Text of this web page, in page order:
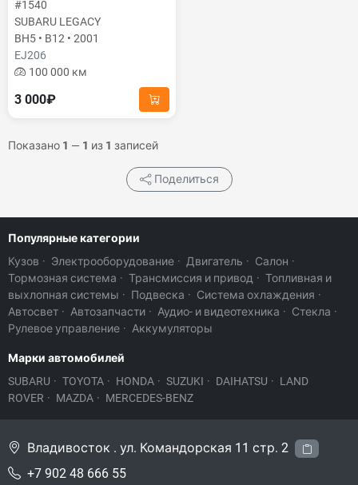
#1540
SUBARU LEGACY
BH5 • B12 • 2001
EJ206
100 000 км
3 000₽
Показано 1 — 1 из 1 записей
Поделиться
Популярные категории
Кузов · Электрооборудование · Двигатель · Салон ·
Тормозная система · Трансмиссия и привод · Топливная и
выхлопная системы · Подвеска · Система охлаждения ·
Автосвет · Автозапчасти · Аудио- и видеотехника · Стекла ·
Рулевое управление · Аккумуляторы
Марки автомобилей
SUBARU · TOYOTA · HONDA · SUZUKI · DAIHATSU · LAND
ROVER · MAZDA · MERCEDES-BENZ
Владивосток . ул. Командорская 11 стр. 2
+7 902 48 666 55